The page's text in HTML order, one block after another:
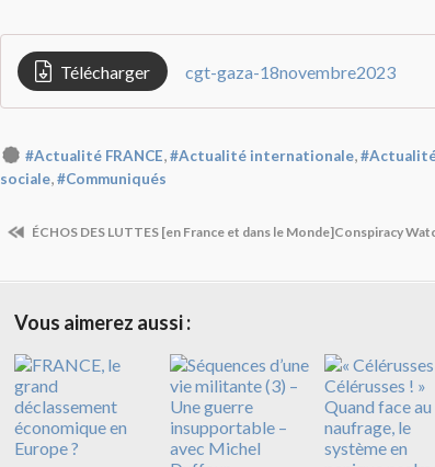
Télécharger cgt-gaza-18novembre2023
#Actualité FRANCE,#Actualité internationale,
sociale,#Communiqués
ÉCHOS DES LUTTES [en France et dans le Monde]Conspiracy
Vous aimerez aussi :